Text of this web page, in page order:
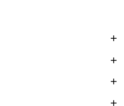



